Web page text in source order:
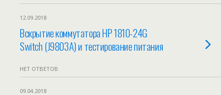
12.09.2018
Вскрытие коммутатора HP 1810-24G
Switch (J9803A) и тестирование питания
НЕТ ОТВЕТОВ
09.04.2018